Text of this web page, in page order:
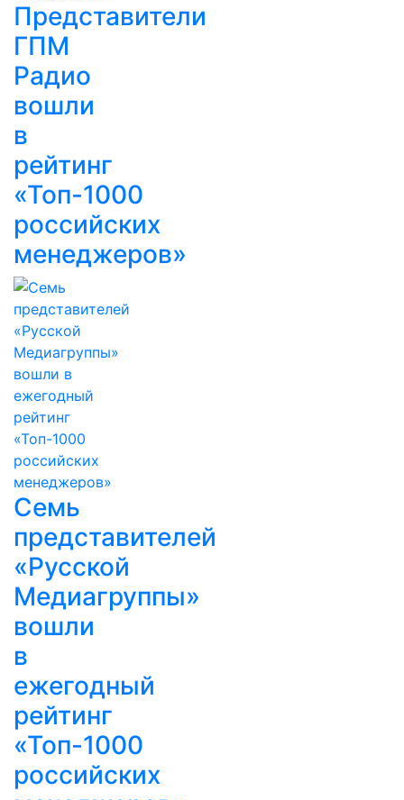
Представители
ГПМ
Радио
вошли
в
рейтинг
«Топ-1000
российских
менеджеров»
Семь
представителей
«Русской
Медиагруппы»
вошли
в
ежегодный
рейтинг
«Топ-1000
российских